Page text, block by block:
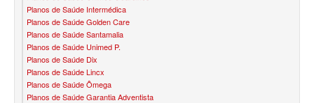
ÚNICA PLANO DE SAÚDE FAMILIAR
UNIHOSP PLANO DE SAÚDE FAMILIAR
UNIMED GUARULHOS PLANO DE SAÚDE FAMILIAR
CLASSES PLANO DE SAÚDE FAMILIAR
Planos de Saúde Intermédica
Planos de Saúde Golden Care
Planos de Saúde Santamalia
Planos de Saúde Unimed P.
Planos de Saúde Dix
Planos de Saúde Lincx
Planos de Saúde Ômega
Planos de Saúde Garantia Adventista